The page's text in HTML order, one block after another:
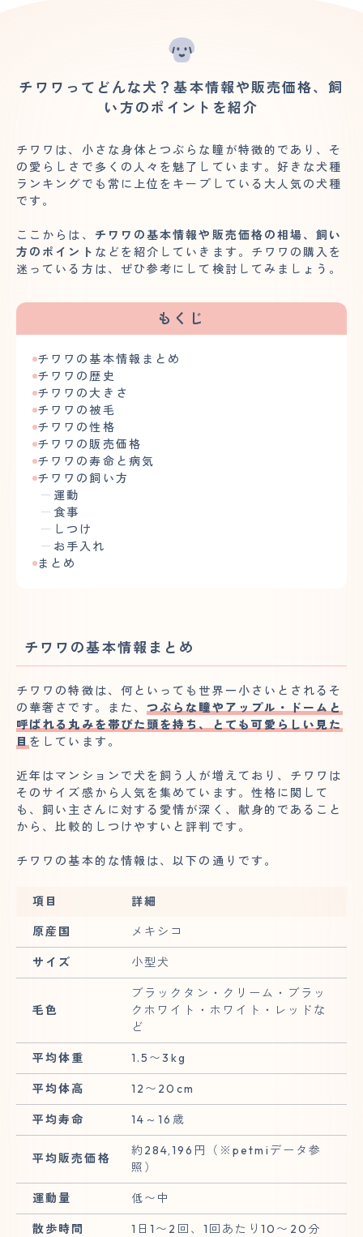
チワワってどんな犬？基本情報や販売価格、飼
い方のポイントを紹介
チワワは、小さな身体とつぶらな瞳が特徴的であり、そ
の愛らしさで多くの人々を魅了しています。好きな犬種
ランキングでも常に上位をキープしている大人気の犬種
です。
ここからは、 チワワの基本情報や販売価格の相場、飼い
方のポイント などを紹介していきます。チワワの購入を
迷っている方は、ぜひ参考にして検討してみましょう。
もくじ
チワワの基本情報まとめ
チワワの歴史
チワワの大きさ
チワワの被毛
チワワの性格
チワワの販売価格
チワワの寿命と病気
チワワの飼い方
運動
食事
しつけ
お手入れ
まとめ
チワワの基本情報まとめ
チワワの特徴は、何といっても世界一小さいとされるそ
の華奢さです。また、 つぶらな瞳やアップル・ドームと
呼ばれる丸みを帯びた頭を持ち、とても可愛らしい見た
目 をしています。
近年はマンションで犬を飼う人が増えており、チワワは
そのサイズ感から人気を集めています。性格に関して
も、飼い主さんに対する愛情が深く、献身的であること
から、比較的しつけやすいと評判です。
チワワの基本的な情報は、以下の通りです。
項目 詳細
原産国 メキシコ
サイズ 小型犬
毛色
ブラックタン・クリーム・ブラッ
クホワイト・ホワイト・レッドな
ど
平均体重 1.5〜3kg
平均体高 12〜20cm
平均寿命 14～16歳
平均販売価格
約284,196円（※petmiデータ参
照）
運動量 低〜中
散歩時間 1日1〜2回、1回あたり10〜20分